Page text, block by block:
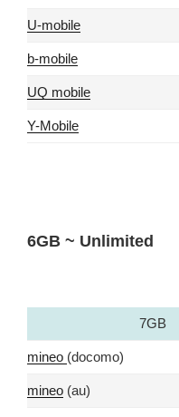
U-mobile
b-mobile
UQ mobile
Y-Mobile
6GB ~ Unlimited
7GB
mineo (docomo)
mineo (au)